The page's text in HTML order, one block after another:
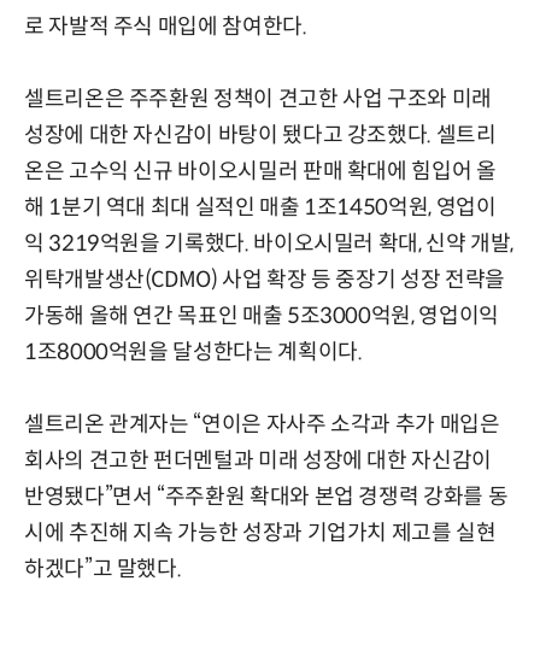
로 자발적 주식 매입에 참여한다.
셀트리온은 주주환원 정책이 견고한 사업 구조와 미래
성장에 대한 자신감이 바탕이 됐다고 강조했다. 셀트리
온은 고수익 신규 바이오시밀러 판매 확대에 힘입어 올
해 1분기 역대 최대 실적인 매출 1조1450억원, 영업이
익 3219억원을 기록했다. 바이오시밀러 확대, 신약 개발,
위탁개발생산(CDMO) 사업 확장 등 중장기 성장 전략을
가동해 올해 연간 목표인 매출 5조3000억원, 영업이익
1조8000억원을 달성한다는 계획이다.
셀트리온 관계자는 “연이은 자사주 소각과 추가 매입은
회사의 견고한 펀더멘털과 미래 성장에 대한 자신감이
반영됐다”면서 “주주환원 확대와 본업 경쟁력 강화를 동
시에 추진해 지속 가능한 성장과 기업가치 제고를 실현
하겠다”고 말했다.